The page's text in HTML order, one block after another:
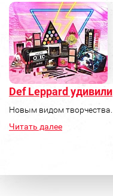
Def Leppard удивили
Новым видом творчества.
Читать далее